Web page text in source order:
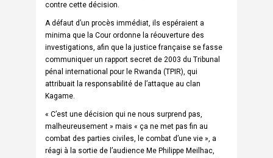
contre cette décision.
A défaut d’un procès immédiat, ils espéraient a
minima que la Cour ordonne la réouverture des
investigations, afin que la justice française se fasse
communiquer un rapport secret de 2003 du Tribunal
pénal international pour le Rwanda (TPIR), qui
attribuait la responsabilité de l’attaque au clan
Kagame.
« C’est une décision qui ne nous surprend pas,
malheureusement » mais « ça ne met pas fin au
combat des parties civiles, le combat d’une vie », a
réagi à la sortie de l’audience Me Philippe Meilhac,